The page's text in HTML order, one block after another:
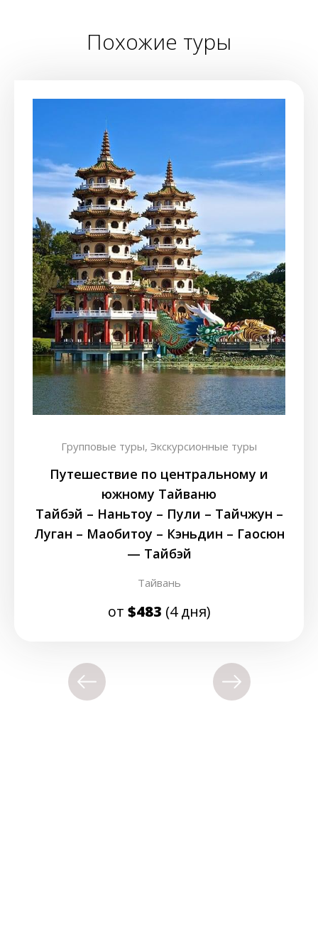
Похожие туры
Групповые туры, Экскурсионные туры
Путешествие по центральному и
южному Тайваню
Тайбэй – Наньтоу – Пули – Тайчжун –
Луган – Маобитоу – Кэньдин – Гаосюн
— Тайбэй
Тайвань
от $483 (4 дня)